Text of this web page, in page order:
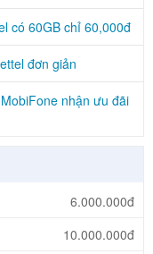
có 60GB chỉ 60,000đ
đơn giản
nhận ưu đãi
6.000.000đ
10.000.000đ